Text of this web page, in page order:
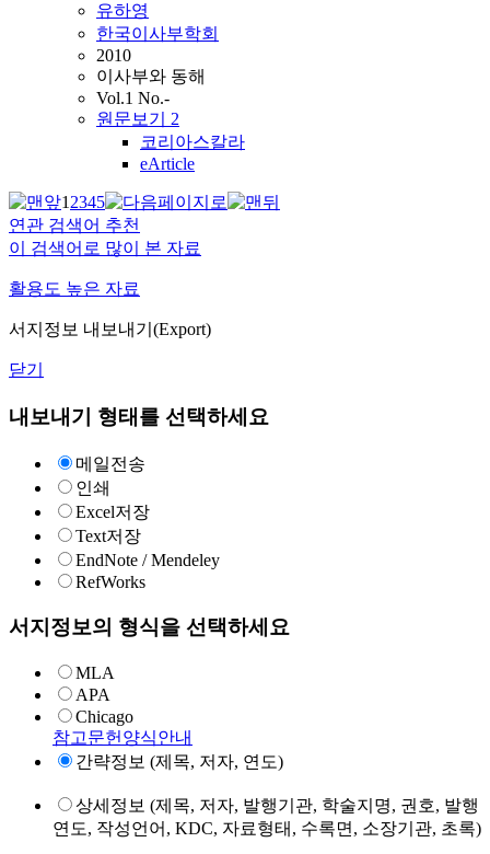
유하영
한국이사부학회
2010
이사부와 동해
Vol.1 No.-
원문보기 2
코리아스칼라
eArticle
12345
연관 검색어 추천
이 검색어로 많이 본 자료
활용도 높은 자료
서지정보 내보내기(Export)
닫기
내보내기 형태를 선택하세요
메일전송
인쇄
Excel저장
Text저장
EndNote / Mendeley
RefWorks
서지정보의 형식을 선택하세요
MLA
APA
Chicago
참고문헌양식안내
간략정보 (제목, 저자, 연도)
상세정보 (제목, 저자, 발행기관, 학술지명, 권호, 발행
연도, 작성언어, KDC, 자료형태, 수록면, 소장기관, 초록)